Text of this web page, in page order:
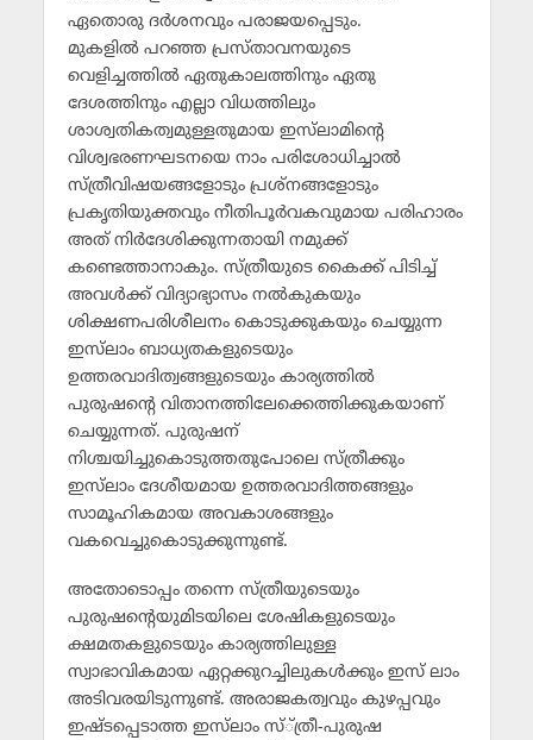
ഏതൊരു ദര്‍ശനവും പരാജയപ്പെടും.
മുകളില്‍ പറഞ്ഞ പ്രസ്താവനയുടെ
വെളിച്ചത്തില്‍ ഏതുകാലത്തിനും ഏതു
ദേശത്തിനും എല്ലാ വിധത്തിലും
ശാശ്വതികത്വമുള്ളതുമായ ഇസ്‌ലാമിന്റെ
വിശ്വഭരണഘടനയെ നാം പരിശോധിച്ചാല്‍
സ്ത്രീവിഷയങ്ങളോടും പ്രശ്‌നങ്ങളോടും
പ്രകൃതിയുക്തവും നീതിപൂര്‍വകവുമായ പരിഹാരം
അത് നിര്‍ദേശിക്കുന്നതായി നമുക്ക്
കണ്ടെത്താനാകും. സ്ത്രീയുടെ കൈക്ക് പിടിച്ച്
അവള്‍ക്ക് വിദ്യാഭ്യാസം നല്‍കുകയും
ശിക്ഷണപരിശീലനം കൊടുക്കുകയും ചെയ്യുന്ന
ഇസ്‌ലാം ബാധ്യതകളുടെയും
ഉത്തരവാദിത്വങ്ങളുടെയും കാര്യത്തില്‍
പുരുഷന്റെ വിതാനത്തിലേക്കെത്തിക്കുകയാണ്
ചെയ്യുന്നത്. പുരുഷന്
നിശ്ചയിച്ചുകൊടുത്തതുപോലെ സ്ത്രീക്കും
ഇസ്‌ലാം ദേശീയമായ ഉത്തരവാദിത്തങ്ങളും
സാമൂഹികമായ അവകാശങ്ങളും
വകവെച്ചുകൊടുക്കുന്നുണ്ട്.
അതോടൊപ്പം തന്നെ സ്ത്രീയുടെയും
പുരുഷന്റെയുമിടയിലെ ശേഷികളുടെയും
ക്ഷമതകളുടെയും കാര്യത്തിലുള്ള
സ്വാഭാവികമായ ഏറ്റക്കുറച്ചിലുകള്‍ക്കും ഇസ് ലാം
അടിവരയിടുന്നുണ്ട്. അരാജകത്വവും കുഴപ്പവും
ഇഷ്ടപ്പെടാത്ത ഇസ്‌ലാം സ്്ത്രീ-പുരുഷ